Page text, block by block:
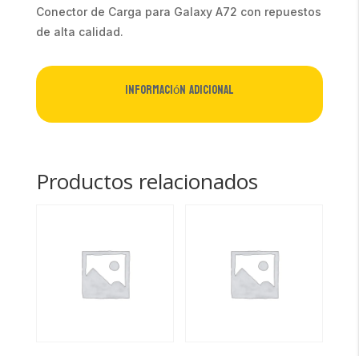
Conector de Carga para Galaxy A72 con repuestos
de alta calidad.
Información adicional
Productos relacionados